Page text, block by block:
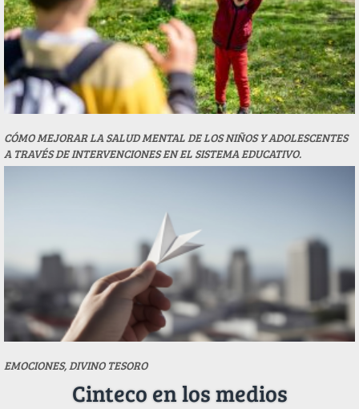
CÓMO MEJORAR LA SALUD MENTAL DE LOS NIÑOS Y ADOLESCENTES
A TRAVÉS DE INTERVENCIONES EN EL SISTEMA EDUCATIVO.
EMOCIONES, DIVINO TESORO
Cinteco en los medios